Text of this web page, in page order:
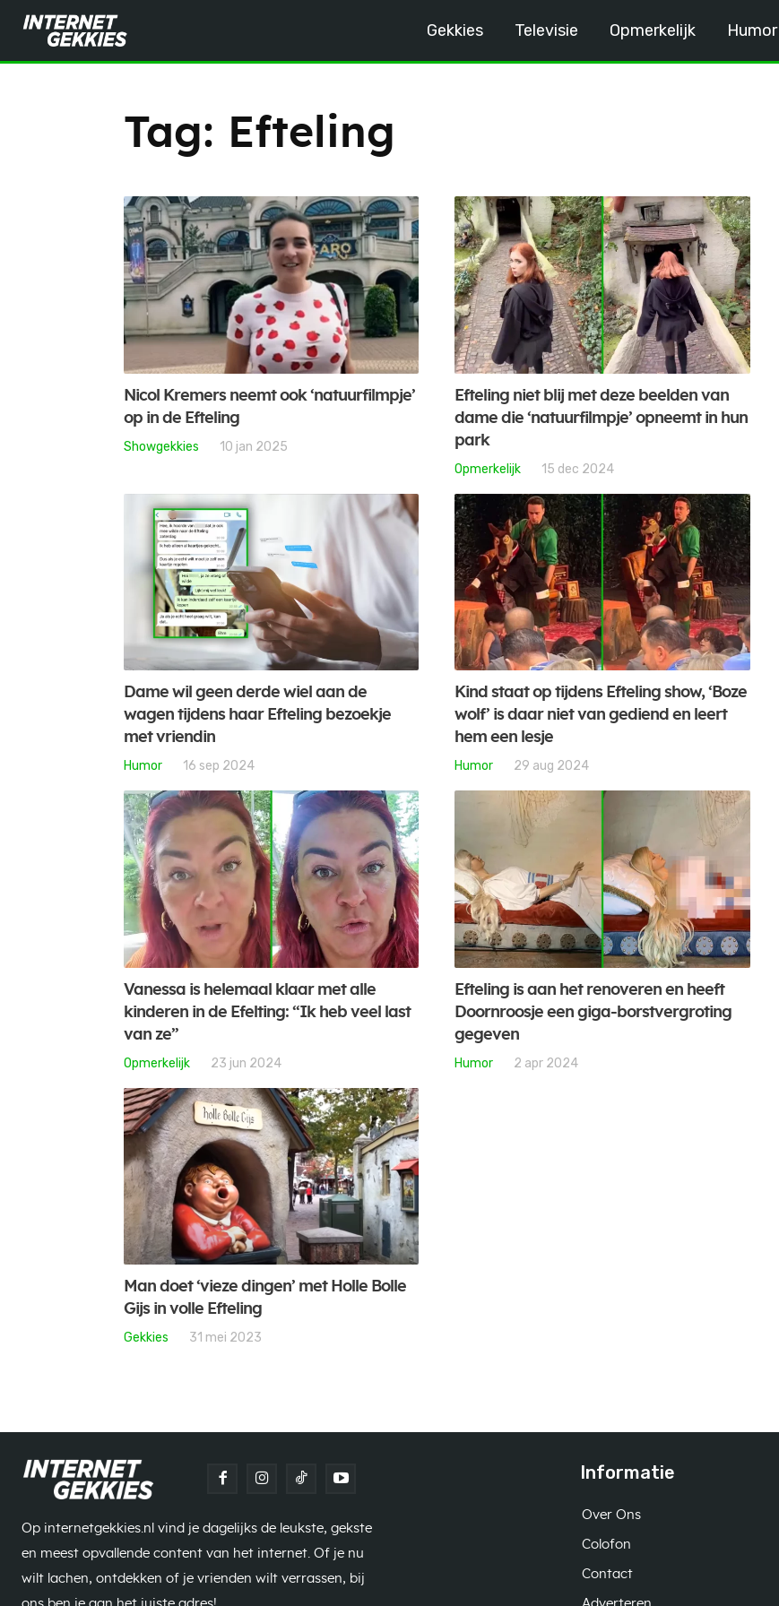
Gekkies Televisie Opmerkelijk Humor
Tag: Efteling
Nicol Kremers neemt ook ‘natuurfilmpje’
op in de Efteling
Showgekkies 10 jan 2025
Efteling niet blij met deze beelden van
dame die ‘natuurfilmpje’ opneemt in hun
park
Opmerkelijk 15 dec 2024
Dame wil geen derde wiel aan de
wagen tijdens haar Efteling bezoekje
met vriendin
Humor 16 sep 2024
Kind staat op tijdens Efteling show, ‘Boze
wolf’ is daar niet van gediend en leert
hem een lesje
Humor 29 aug 2024
Vanessa is helemaal klaar met alle
kinderen in de Efelting: “Ik heb veel last
van ze”
Opmerkelijk 23 jun 2024
Efteling is aan het renoveren en heeft
Doornroosje een giga-borstvergroting
gegeven
Humor 2 apr 2024
Man doet ‘vieze dingen’ met Holle Bolle
Gijs in volle Efteling
Gekkies 31 mei 2023
Op internetgekkies.nl vind je dagelijks de leukste, gekste
en meest opvallende content van het internet. Of je nu
wilt lachen, ontdekken of je vrienden wilt verrassen, bij
Informatie
Over Ons
Colofon
Contact